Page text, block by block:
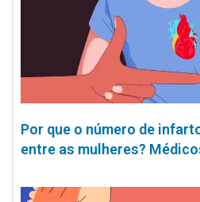
Por que o número de
entre as mulheres?